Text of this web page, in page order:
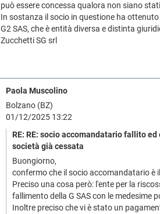
può essere concessa qualora non siano
In sostanza il socio in questione ha ottenuto
G2 SAS, che è entità diversa e distinta
Zucchetti SG srl
Paola Muscolino
Bolzano (BZ)
01/12/2025 13:22
RE: RE: socio accomandatario fallito
società già cessata
Buongiorno,
confermo che il socio accomandatario è
Preciso una cosa però: l'ente per la
fallimento della G SAS con le medesime
Inoltre preciso che vi è stato un